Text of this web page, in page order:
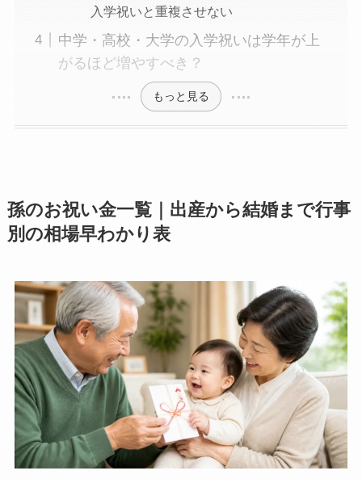
入学祝いと重複させない
中学・高校・大学の入学祝いは学年が上
がるほど増やすべき？
もっと見る
孫のお祝い金一覧｜出産から結婚まで行事
別の相場早わかり表